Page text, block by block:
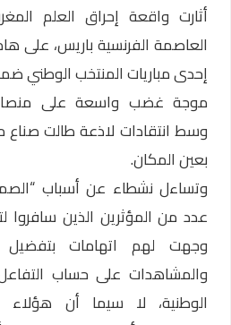
أثارت واقعة إحراق العلم
العاصمة الفرنسية باريس، على
إحدى مباريات المنتخب الوطني
موجة غضب واسعة على منصات
وسط انتقادات لاذعة طالت صناع
بعين المكان.
وتساءل نشطاء عن أسباب
عدد من المؤثرين الذين سافروا
وجهت لهم اتهامات بتفضيل
والمشاهدات على حساب
الوطنية، لا سيما أن هؤلاء